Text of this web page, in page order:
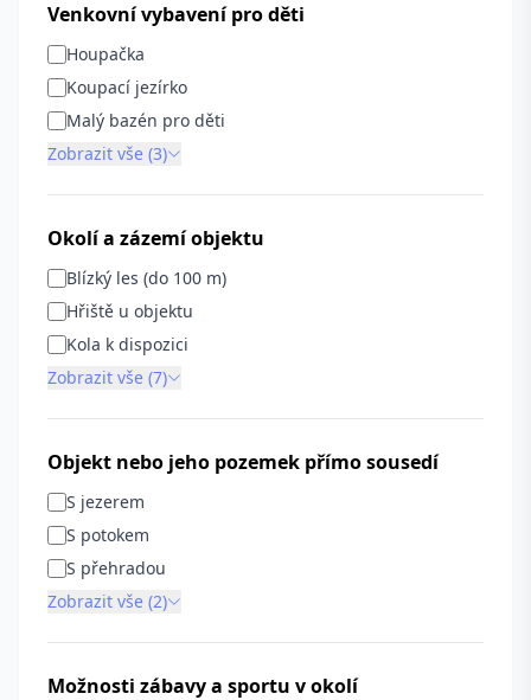
Venkovní vybavení pro děti
Houpačka
Koupací jezírko
Malý bazén pro děti
Zobrazit vše (3)
Okolí a zázemí objektu
Blízký les (do 100 m)
Hřiště u objektu
Kola k dispozici
Zobrazit vše (7)
Objekt nebo jeho pozemek přímo sousedí
S jezerem
S potokem
S přehradou
Zobrazit vše (2)
Možnosti zábavy a sportu v okolí